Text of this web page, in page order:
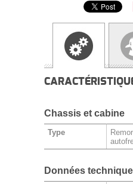
Chassis et cabine
Type
Données